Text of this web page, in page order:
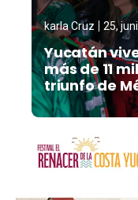
karla Cruz 25,
Yucatán
más de 11
triunfo de